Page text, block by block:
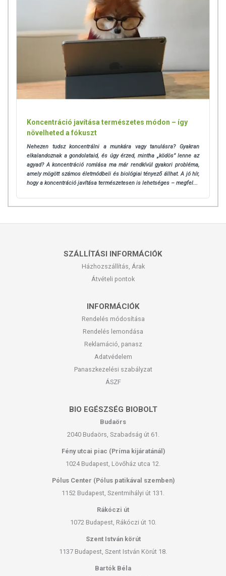
Koncentráció javítása természetes módon – így
növelheted a fókuszt
Nehezen tudsz koncentrálni a munkára vagy tanulásra? Gyakran
elkalandoznak a gondolataid, és úgy érzed, mintha „ködös” lenne az
agyad? A koncentráció romlása ma már rendkívül gyakori probléma,
amely mögött számos életmódbeli és biológiai tényező állhat.A jó hír,
hogy a koncentráció javítása természetesen is lehetséges – megfel...
SZÁLLÍTÁSI INFORMÁCIÓK
Házhozszállítás, Árak
Átvételi pontok
INFORMÁCIÓK
Rendelés módosítása
Rendelés lemondása
Reklamáció, panasz
Adatvédelem
Panaszkezelési szabályzat
ÁSZF
BIO EGÉSZSÉG BIOBOLT
Budaörs
2040 Budaörs, Szabadság út 61.
Fény utcai piac (Príma kijáratánál)
1024 Budapest, Lövőház utca 12.
Pólus Center (Pólus patikával szemben)
1152 Budapest, Szentmihályi út 131.
Rákóczi út
1072 Budapest, Rákóczi út 10.
Szent István körút
1137 Budapest, Szent István Körút 18.
Bartók Béla